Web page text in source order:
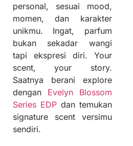
personal, sesuai mood,
momen, dan karakter
unikmu. Ingat, parfum
bukan sekadar wangi
tapi ekspresi diri. Your
scent, your story.
Saatnya berani explore
dengan Evelyn Blossom
Series EDPdan temukan
signature scent versimu
sendiri.